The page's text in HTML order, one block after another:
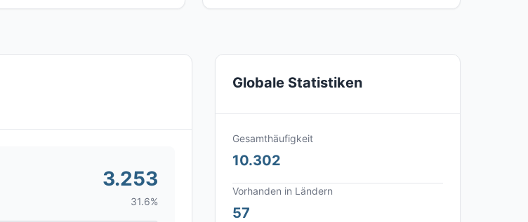
3.253
31.6%
Globale Statistiken
Gesamthäufigkeit
10.302
Vorhanden in Ländern
57